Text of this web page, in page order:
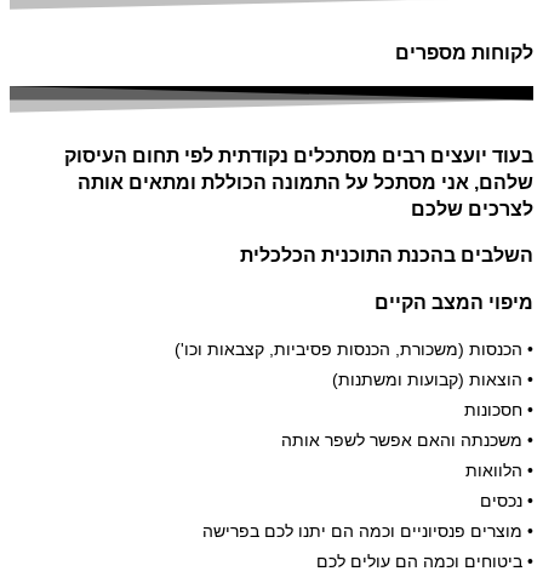
לקוחות מספרים
בעוד יועצים רבים מסתכלים נקודתית לפי תחום העיסוק
שלהם, אני מסתכל על התמונה הכוללת ומתאים אותה
לצרכים שלכם
השלבים בהכנת התוכנית הכלכלית
מיפוי המצב הקיים
• הכנסות (משכורת, הכנסות פסיביות, קצבאות וכו')
• הוצאות (קבועות ומשתנות)
• חסכונות
• משכנתה והאם אפשר לשפר אותה
• הלוואות
• נכסים
• מוצרים פנסיוניים וכמה הם יתנו לכם בפרישה
• ביטוחים וכמה הם עולים לכם